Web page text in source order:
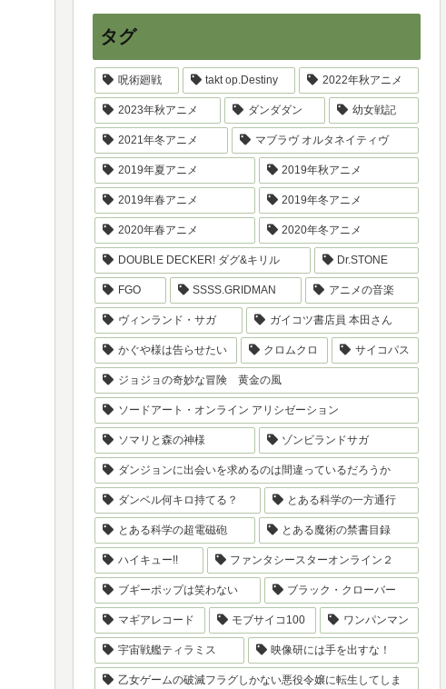
タグ
呪術廻戦 takt op.Destiny 2022年秋アニメ
2023年秋アニメ ダンダダン 幼女戦記
2021年冬アニメ マブラヴ オルタネイティヴ
2019年夏アニメ 2019年秋アニメ
2019年春アニメ 2019年冬アニメ
2020年春アニメ 2020年冬アニメ
DOUBLE DECKER! ダグ&キリル Dr.STONE
FGO SSSS.GRIDMAN アニメの音楽
ヴィンランド・サガ ガイコツ書店員 本田さん
かぐや様は告らせたい クロムクロ サイコパス
ジョジョの奇妙な冒険 黄金の風
ソードアート・オンライン アリシゼーション
ソマリと森の神様 ゾンビランドサガ
ダンジョンに出会いを求めるのは間違っているだろうか
ダンベル何キロ持てる？ とある科学の一方通行
とある科学の超電磁砲 とある魔術の禁書目録
ハイキュー!! ファンタシースターオンライン２
ブギーポップは笑わない ブラック・クローバー
マギアレコード モブサイコ100 ワンパンマン
宇宙戦艦ティラミス 映像研には手を出すな！
乙女ゲームの破滅フラグしかない悪役令嬢に転生してしま